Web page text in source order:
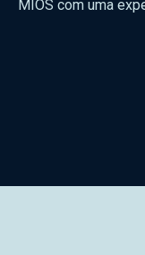
MIOS com uma